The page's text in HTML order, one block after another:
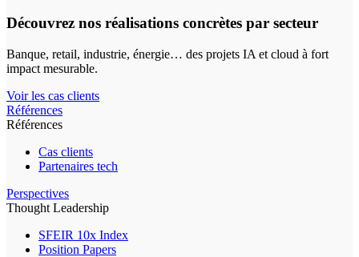
Découvrez nos réalisations concrètes par secteur
Banque, retail, industrie, énergie… des projets IA et cloud à fort
impact mesurable.
Voir les cas clients
Références
Références
Cas clients
Partenaires tech
Perspectives
Thought Leadership
SFEIR 10x Index
Position Papers